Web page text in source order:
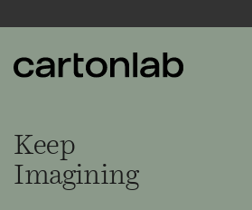
Keep
Imagining